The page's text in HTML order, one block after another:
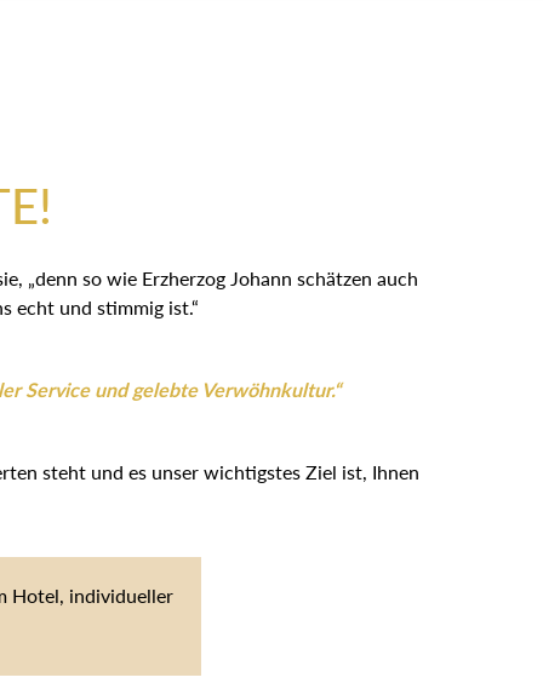
„denn so wie Erzherzog Johann schätzen auch
echt und stimmig ist.“
Service und gelebte Verwöhnkultur.“
steht und es unser wichtigstes Ziel ist, Ihnen
Hotel, individueller